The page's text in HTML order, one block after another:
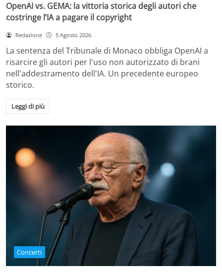
OpenAI vs. GEMA: la vittoria storica degli autori che
costringe l’IA a pagare il copyright
Redazione 5 Agosto 2026
La sentenza del Tribunale di Monaco obbliga OpenAI a
risarcire gli autori per l'uso non autorizzato di brani
nell'addestramento dell'IA. Un precedente europeo
storico.
Leggi di più
Concerti